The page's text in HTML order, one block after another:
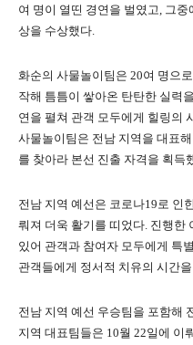
여 명이 열띤 경연을 벌였고, 그
상을 수상했다.
화순의 사물놀이팀은 20여 명으
작해 틈틈이 쌓아온 탄탄한 실력
연을 펼쳐 관객 모두에게 힐링의
사물놀이팀은 전남 지역을 대표
를 찾아라 본선 진출 자격을 획득
전남 지역 예선은 코로나19로 인
뤄져 더욱 활기를 띠었다. 진행한
있어 관객과 참여자 모두에게 특
관객들에게 정서적 치유의 시간을
전남 지역 예선 우승팀을 포함해
지역 대표팀들은 10월 22일에 이